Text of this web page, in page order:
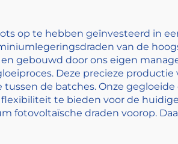
op te hebben geïnvesteerd in
van de
gebouwd door ons eigen
Deze precieze
de batches. Onze
te bieden voor de
fotovoltaïsche draden voorop.